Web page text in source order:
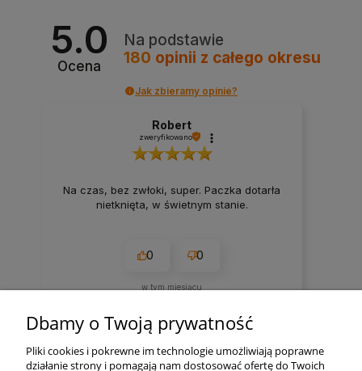
5.0
Ocena
Na podstawie
180 opinii z całego okresu
Jak zbieramy opinie?
Komentarz sklepu
Robert
zweryfikowano
Na czas, bez zwłoki, super. Paczka dotarła
nietknięta, w świetnym stanie.
0 0
w tym miesiącu
Dbamy o Twoją prywatność
Pliki cookies i pokrewne im technologie umożliwiają poprawne
działanie strony i pomagają nam dostosować ofertę do Twoich